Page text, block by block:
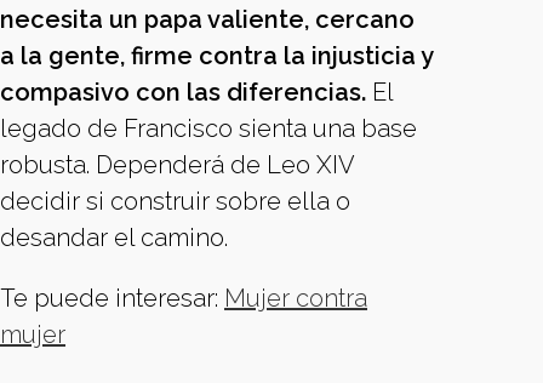
necesita un papa valiente, cercano
a la gente, firme contra la injusticia y
compasivo con las diferencias. El
legado de Francisco sienta una base
robusta. Dependerá de Leo XIV
decidir si construir sobre ella o
desandar el camino.
Te puede interesar: Mujer contra
mujer